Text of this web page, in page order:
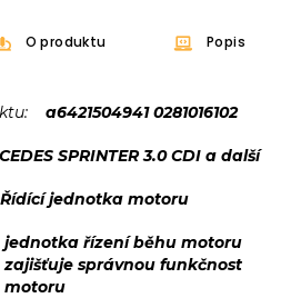
O produktu Popis
a6421504941 0281016102
SPRINTER 3.0 CDI a další
Řídící jednotka motoru
jednotka řízení běhu motoru
zajišťuje správnou funkčnost
motoru